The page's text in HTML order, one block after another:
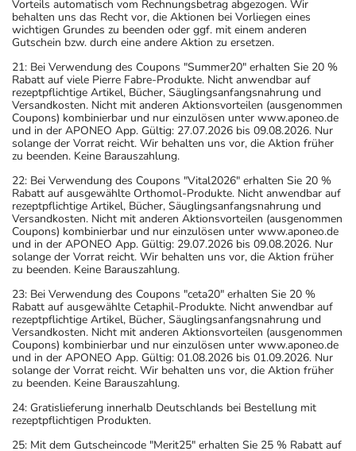
Vorteils automatisch vom Rechnungsbetrag abgezogen. Wir
behalten uns das Recht vor, die Aktionen bei Vorliegen eines
wichtigen Grundes zu beenden oder ggf. mit einem anderen
Gutschein bzw. durch eine andere Aktion zu ersetzen.
21: Bei Verwendung des Coupons "Summer20" erhalten Sie 20 %
Rabatt auf viele Pierre Fabre-Produkte. Nicht anwendbar auf
rezeptpflichtige Artikel, Bücher, Säuglingsanfangsnahrung und
Versandkosten. Nicht mit anderen Aktionsvorteilen (ausgenommen
Coupons) kombinierbar und nur einzulösen unter www.aponeo.de
und in der APONEO App. Gültig: 27.07.2026 bis 09.08.2026. Nur
solange der Vorrat reicht. Wir behalten uns vor, die Aktion früher
zu beenden. Keine Barauszahlung.
22: Bei Verwendung des Coupons "Vital2026" erhalten Sie 20 %
Rabatt auf ausgewählte Orthomol-Produkte. Nicht anwendbar auf
rezeptpflichtige Artikel, Bücher, Säuglingsanfangsnahrung und
Versandkosten. Nicht mit anderen Aktionsvorteilen (ausgenommen
Coupons) kombinierbar und nur einzulösen unter www.aponeo.de
und in der APONEO App. Gültig: 29.07.2026 bis 09.08.2026. Nur
solange der Vorrat reicht. Wir behalten uns vor, die Aktion früher
zu beenden. Keine Barauszahlung.
23: Bei Verwendung des Coupons "ceta20" erhalten Sie 20 %
Rabatt auf ausgewählte Cetaphil-Produkte. Nicht anwendbar auf
rezeptpflichtige Artikel, Bücher, Säuglingsanfangsnahrung und
Versandkosten. Nicht mit anderen Aktionsvorteilen (ausgenommen
Coupons) kombinierbar und nur einzulösen unter www.aponeo.de
und in der APONEO App. Gültig: 01.08.2026 bis 01.09.2026. Nur
solange der Vorrat reicht. Wir behalten uns vor, die Aktion früher
zu beenden. Keine Barauszahlung.
24: Gratislieferung innerhalb Deutschlands bei Bestellung mit
rezeptpflichtigen Produkten.
25: Mit dem Gutscheincode "Merit25" erhalten Sie 25 % Rabatt auf